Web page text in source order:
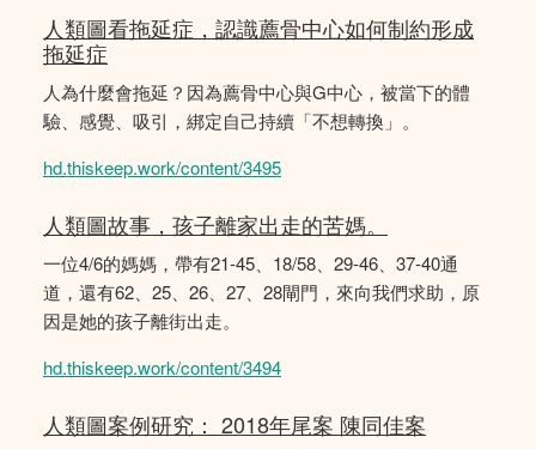
人類圖看拖延症，認識薦骨中心如何制約形成
拖延症
人為什麼會拖延？因為薦骨中心與G中心，被當下的體
驗、感覺、吸引，綁定自己持續「不想轉換」。
hd.thiskeep.work/content/3495
人類圖故事，孩子離家出走的苦媽。
一位4/6的媽媽，帶有21-45、18/58、29-46、37-40通
道，還有62、25、26、27、28閘門，來向我們求助，原
因是她的孩子離街出走。
hd.thiskeep.work/content/3494
人類圖案例研究： 2018年尾案 陳同佳案